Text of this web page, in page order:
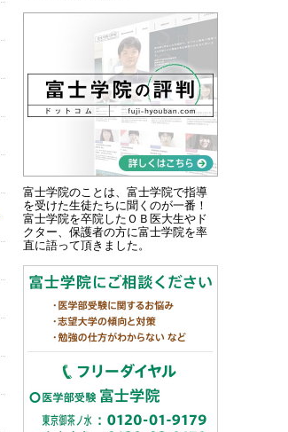
富士学院のことは、富士学院で指導
を受けた生徒たちに聞くのが一番！
富士学院を卒院したＯＢ医大生やド
クター、保護者の方に富士学院を率
直に語って頂きました。